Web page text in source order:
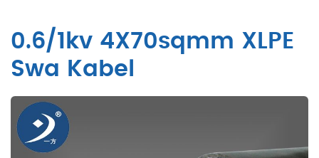
0.6/1kv 4X70sqmm XLPE
Swa Kabel